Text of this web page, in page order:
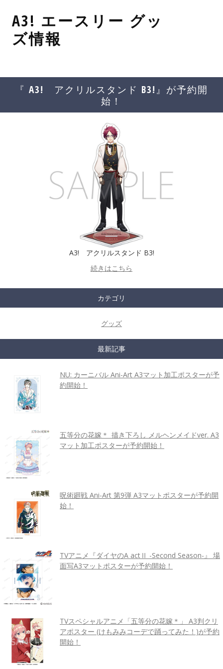
移
A3! エースリー グッ
ズ情報
『 A3! アクリルスタンド B3!』が予約開
始！
A3! アクリルスタンド B3!
続きはこちら
カテゴリ
グッズ
最新記事
NU: カーニバル Ani-Art A3マット加工ポスターが予
約開始！
五等分の花嫁＊_描き下ろし メルヘンメイドver. A3
マット加工ポスターが予約開始！
呪術廻戦 Ani-Art 第9弾 A3マットポスターが予約開
始！
TVアニメ『ダイヤのA actⅡ -Second Season-』 場
面写A3マットポスターが予約開始！
TVスペシャルアニメ「五等分の花嫁＊」 A3判クリ
アポスター (けもみみコーデで踊ってみた！)が予約
開始！